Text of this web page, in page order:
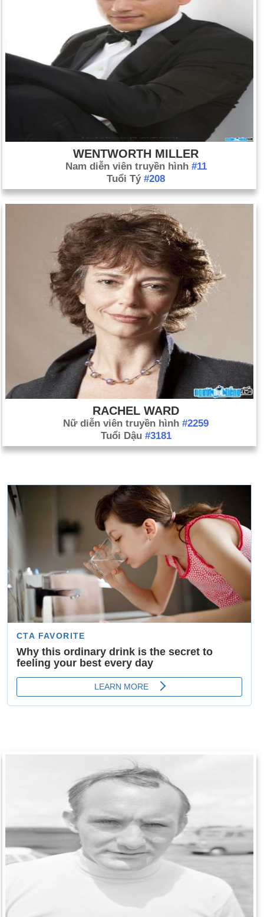
WENTWORTH MILLER
Nam diễn viên truyền hình #11
Tuổi Tý #208
RACHEL WARD
Nữ diễn viên truyền hình #2259
Tuổi Dậu #3181